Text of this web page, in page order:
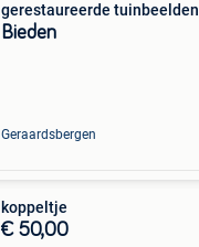
gerestaureerde tuinbeelden
Bieden
Geraardsbergen
koppeltje
€ 50,00